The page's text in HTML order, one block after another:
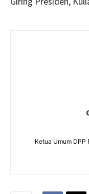
Ketua Umum